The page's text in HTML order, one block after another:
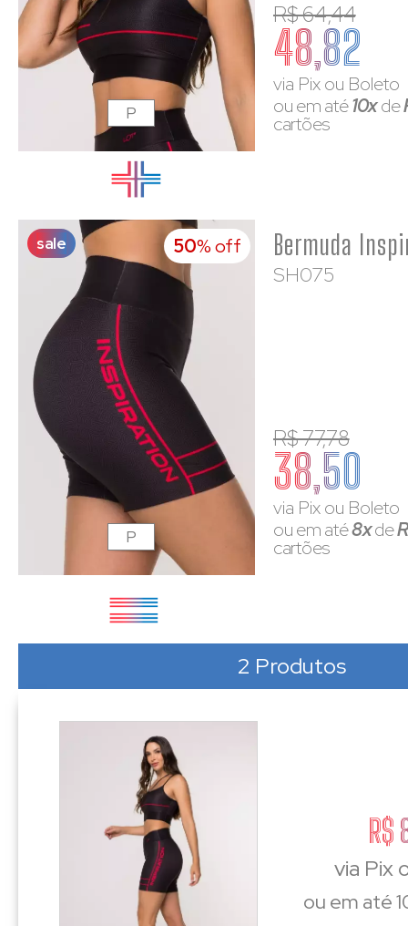
R$ 64,44
48,82
via Pix ou Boleto
ou em até10xde
cartões
P
sale 50% off
SH075
R$ 77,78
38,50
via Pix ou Boleto
ou em até8xde
cartões
P
2 Produtos
R$
via Pix
ou em até